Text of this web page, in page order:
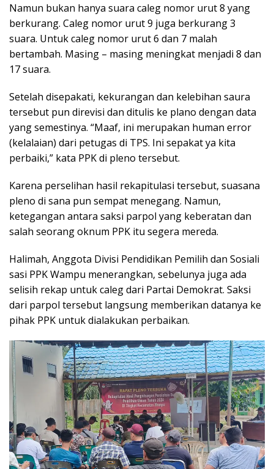
Namun bukan hanya suara caleg nomor urut 8 yang
berkurang. Caleg nomor urut 9 juga berkurang 3
suara. Untuk caleg nomor urut 6 dan 7 malah
bertambah. Masing – masing meningkat menjadi 8 dan
17 suara.
Setelah disepakati, kekurangan dan kelebihan saura
tersebut pun direvisi dan ditulis ke plano dengan data
yang semestinya. “Maaf, ini merupakan human error
(kelalaian) dari petugas di TPS. Ini sepakat ya kita
perbaiki,” kata PPK di pleno tersebut.
Karena perselihan hasil rekapitulasi tersebut, suasana
pleno di sana pun sempat menegang. Namun,
ketegangan antara saksi parpol yang keberatan dan
salah seorang oknum PPK itu segera mereda.
Halimah, Anggota Divisi Pendidikan Pemilih dan Sosiali
sasi PPK Wampu menerangkan, sebelunya juga ada
selisih rekap untuk caleg dari Partai Demokrat. Saksi
dari parpol tersebut langsung memberikan datanya ke
pihak PPK untuk dialakukan perbaikan.